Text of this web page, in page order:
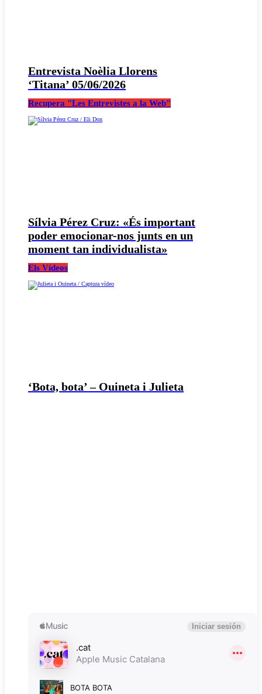
Entrevista Noèlia Llorens
‘Titana’ 05/06/2026
Recupera "Les Entrevistes a la Web"
Sílvia Pérez Cruz: «És important
poder emocionar-nos junts en un
moment tan individualista»
Els Vídeos
‘Bota, bota’ – Ouineta i Julieta